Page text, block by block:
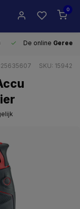
0
De online
SKU: 15942